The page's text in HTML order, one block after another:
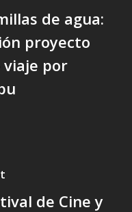
de agua:
proyecto
por
de Cine y